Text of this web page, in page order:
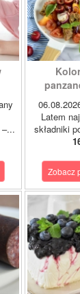
Latem
składniki
Zobacz